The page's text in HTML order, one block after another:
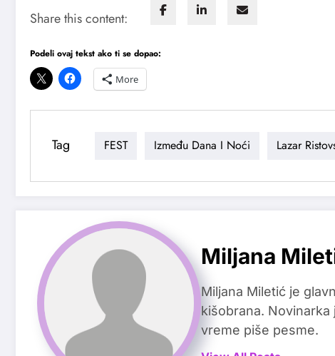
Share this content:
Podeli ovaj tekst ako ti se dopao:
More
Tag FEST Između Dana I Noći Lazar
Miljana
Miljana Miletić je
kišobrana.
vreme piše pesme.